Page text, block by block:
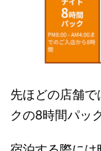
先ほどの店舗
クの8時間パッ